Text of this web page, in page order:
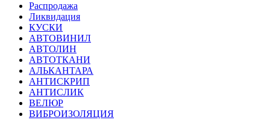
Распродажа
Ликвидация
КУСКИ
АВТОВИНИЛ
АВТОЛИН
АВТОТКАНИ
АЛЬКАНТАРА
АНТИСКРИП
АНТИСЛИК
ВЕЛЮР
ВИБРОИЗОЛЯЦИЯ